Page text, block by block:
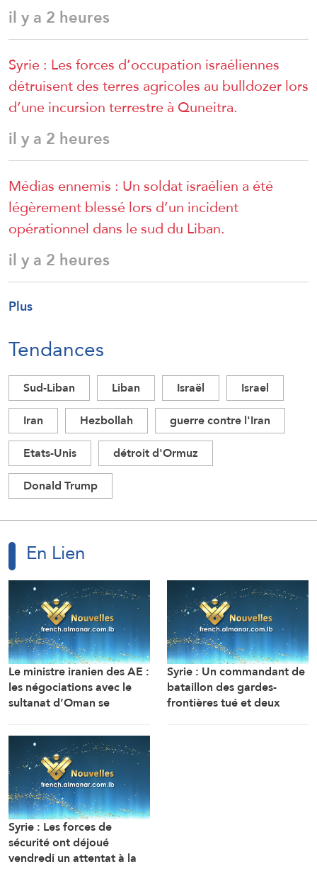
il y a 2 heures
Syrie : Les forces d’occupation israéliennes
détruisent des terres agricoles au bulldozer lors
d’une incursion terrestre à Quneitra.
il y a 2 heures
Médias ennemis : Un soldat israélien a été
légèrement blessé lors d’un incident
opérationnel dans le sud du Liban.
il y a 2 heures
Plus
Tendances
Sud-Liban Liban Israël
Israel
Iran
Hezbollah
guerre contre l'Iran
Etats-Unis
détroit d'Ormuz
Donald Trump
En Lien
Le ministre iranien des AE :
les négociations avec le
sultanat d’Oman se
des difficultés techniques,
des travaux sont en cours
pour définir une voie
maritime temporaire. Un
accord définitif est
imminent.
Syrie : Un commandant de
bataillon des gardes-
frontières tué et deux
Syrie : Les forces de
sécurité ont déjoué
vendredi un attentat à la